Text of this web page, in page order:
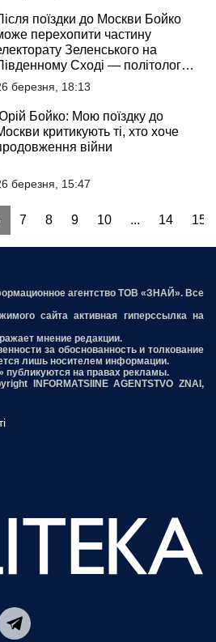
поїздки до Москви Бойко
перехопити частину
Зеленського на
Сході — політолог
Карасьов
березня, 18:13
Бойко: Мою поїздку до
критикують ті, хто хоче
війни
березня, 15:47
7 8 9 10 ... 14 15
агентство ТОВ «ЗНАЙ». Все
сайта активная гиперссылка на
мнение редакции.
за обоснованность и толкование
лишь носителем информации.
публикуются на правах рекламы.
INFORMATSIINE AGENTSTVO ZNAI,